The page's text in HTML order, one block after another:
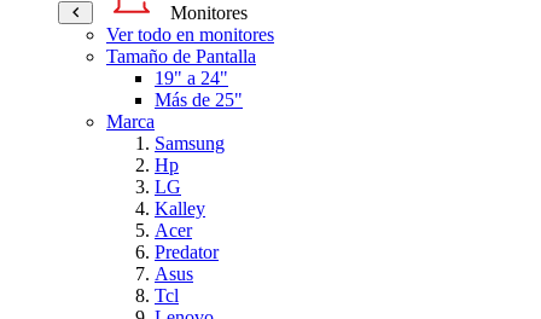
Monitores
Ver todo en monitores
Tamaño de Pantalla
19" a 24"
Más de 25"
Marca
Samsung
Hp
LG
Kalley
Acer
Predator
Asus
Tcl